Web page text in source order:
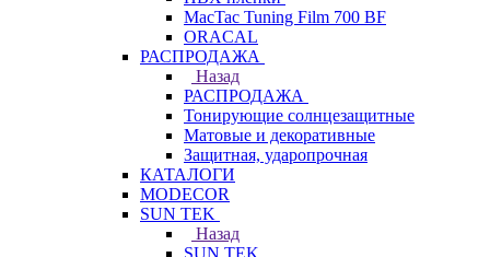
MacTac Tuning Film 700 BF
ORACAL
РАСПРОДАЖА
Назад
РАСПРОДАЖА
Тонирующие солнцезащитные
Матовые и декоративные
Защитная, ударопрочная
КАТАЛОГИ
MODECOR
SUN TEK
Назад
SUN TEK